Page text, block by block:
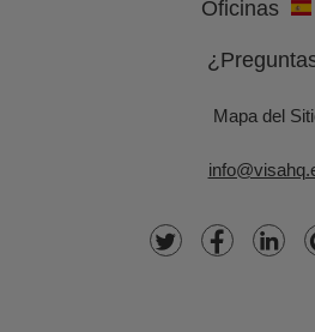
Oficinas
Mapa del